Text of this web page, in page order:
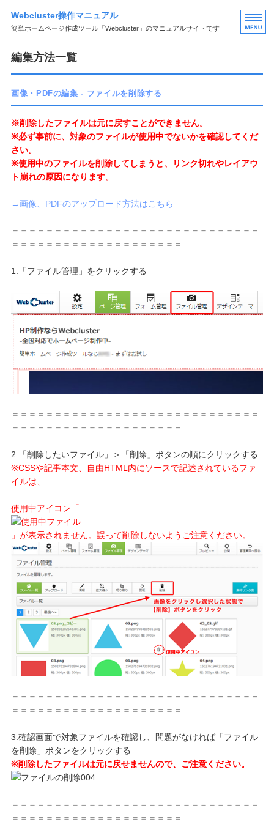
Webcluster操作マニュアル
簡単ホームページ作成ツール「Webcluster」のマニュアルサイトです
HOME
フォームの編集
ブログの編集
その他の編集
編集方法一覧
画像・PDFの編集 - ファイルを削除する
※削除したファイルは元に戻すことができません。
※必ず事前に、対象のファイルが使用中でないかを確認してくだ
さい。
※使用中のファイルを削除してしまうと、リンク切れやレイアウ
ト崩れの原因になります。
→画像、PDFのアップロード方法はこちら
＝＝＝＝＝＝＝＝＝＝＝＝＝＝＝＝＝＝＝＝＝＝＝＝＝＝＝＝＝
＝＝＝＝＝＝＝＝＝＝＝＝＝＝＝＝＝＝＝＝
1.「ファイル管理」をクリックする
＝＝＝＝＝＝＝＝＝＝＝＝＝＝＝＝＝＝＝＝＝＝＝＝＝＝＝＝＝
＝＝＝＝＝＝＝＝＝＝＝＝＝＝＝＝＝＝＝＝
2.「削除したいファイル」＞「削除」ボタンの順にクリックする
※CSSや記事本文、自由HTML内にソースで記述されているファ
イルは、
使用中アイコン「
」が表示されません。誤って削除しないようご注意ください。
＝＝＝＝＝＝＝＝＝＝＝＝＝＝＝＝＝＝＝＝＝＝＝＝＝＝＝＝＝
＝＝＝＝＝＝＝＝＝＝＝＝＝＝＝＝＝＝＝＝
3.確認画面で対象ファイルを確認し、問題がなければ「ファイル
を削除」ボタンをクリックする
※削除したファイルは元に戻せませんので、ご注意ください。
＝＝＝＝＝＝＝＝＝＝＝＝＝＝＝＝＝＝＝＝＝＝＝＝＝＝＝＝＝
＝＝＝＝＝＝＝＝＝＝＝＝＝＝＝＝＝＝＝＝